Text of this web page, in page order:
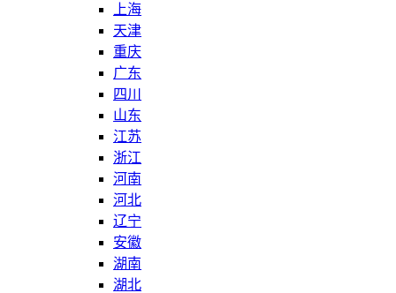
上海
天津
重庆
广东
四川
山东
江苏
浙江
河南
河北
辽宁
安徽
湖南
湖北